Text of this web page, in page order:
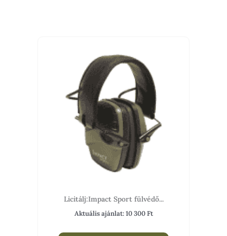
Licitálj:Impact Sport fülvédő...
Aktuális ajánlat:10 300Ft